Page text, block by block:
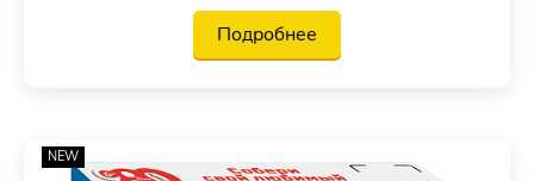
Подробнее
NEW